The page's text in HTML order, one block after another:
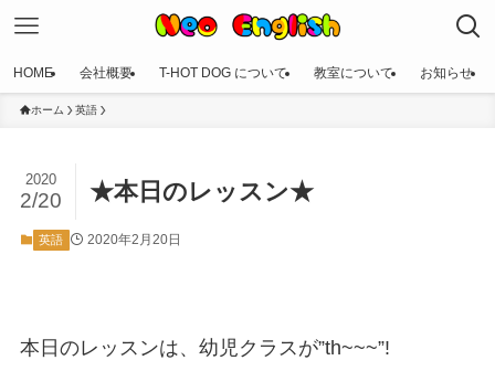
HOME 会社概要 T-HOT DOG について 教室について お知らせ
ホーム 英語
★本日のレッスン★
2020
2/20
英語 2020年2月20日
本日のレッスンは、幼児クラスが”th~~~”!